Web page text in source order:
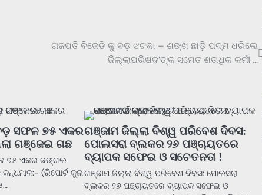
ଗଜପତି ବିଜେଡି କୁ ବଡ଼ ଝଟକା – ଶଙ୍ଖ ଛାଡ଼ି ପଦ୍ମ ଧରିଲେ
ଜିଲ୍ଲାପରିଷଦ’ଙ୍କ ସମେତ ଶତାଧିକ କର୍ମୀ …
ସଫଳ ୭୫ ଏକର
ଗଞ୍ଜେଇ ଗଛ
୭୫ ଏକର ଜଙ୍ଗଲ
(ରିପୋର୍ଟ କୁନା
ଗଞ୍ଜାମ ଜିଲ୍ଲା ବିଶ୍ୱ ପରିବେଶ ଦିବସ:
ପୋଲସରା ବ୍ଲକର ୨୬ ପଞ୍ଚାୟତରେ
ବ୍ୟାପକ ସଫେଇ ଓ ସଚେତନତା !
ଗଞ୍ଜାମ ଜିଲ୍ଲା ବିଶ୍ୱ ପରିବେଶ ଦିବସ: ପୋଲସରା
ବ୍ଲକର ୨୬ ପଞ୍ଚାୟତରେ ବ୍ୟାପକ ସଫେଇ ଓ